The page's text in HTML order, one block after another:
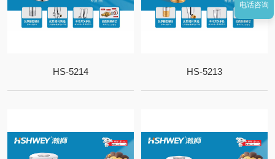
HS-5214 HS-5213
电话咨询